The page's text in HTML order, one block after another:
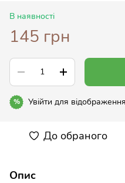
В наявності
145 грн
% Увійти для
До обраного
Опис